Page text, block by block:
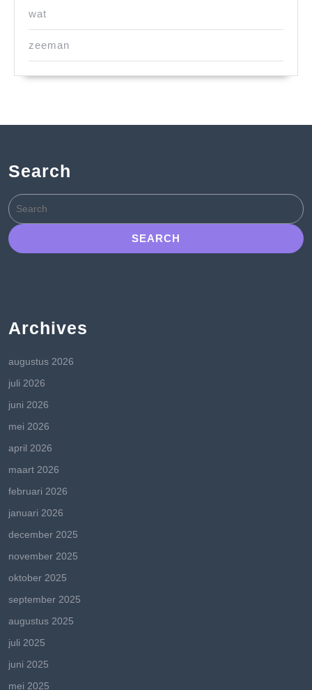
wat
zeeman
Search
Search
for:
Archives
augustus 2026
juli 2026
juni 2026
mei 2026
april 2026
maart 2026
februari 2026
januari 2026
december 2025
november 2025
oktober 2025
september 2025
augustus 2025
juli 2025
juni 2025
mei 2025